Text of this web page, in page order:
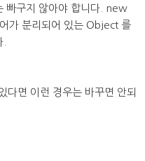
빠구지 않아야 합니다. new
가 분리되어 있는 Object 를
면 이런 경우는 바꾸면 안되